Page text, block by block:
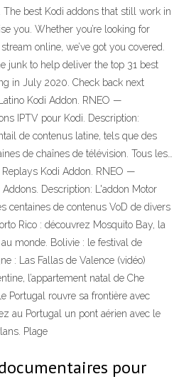
The best Kodi addons that still work in
you. Whether you’re looking for
online, we’ve got you covered.
junk to help deliver the top 31 best
in July 2020. Check back next
Kodi Addon. RNEO —
IPTV pour Kodi. Description:
de contenus latine, tels que des
de chaînes de télévision. Tous les…
Kodi Addon. RNEO —
Description: L'addon Motor
centaines de contenus VoD de divers
Rico : découvrez Mosquito Bay, la
monde. Bolivie : le festival de
: Las Fallas de Valence (vidéo)
l’appartement natal de Che
Portugal rouvre sa frontière avec
au Portugal un pont aérien avec le
Plage
pour